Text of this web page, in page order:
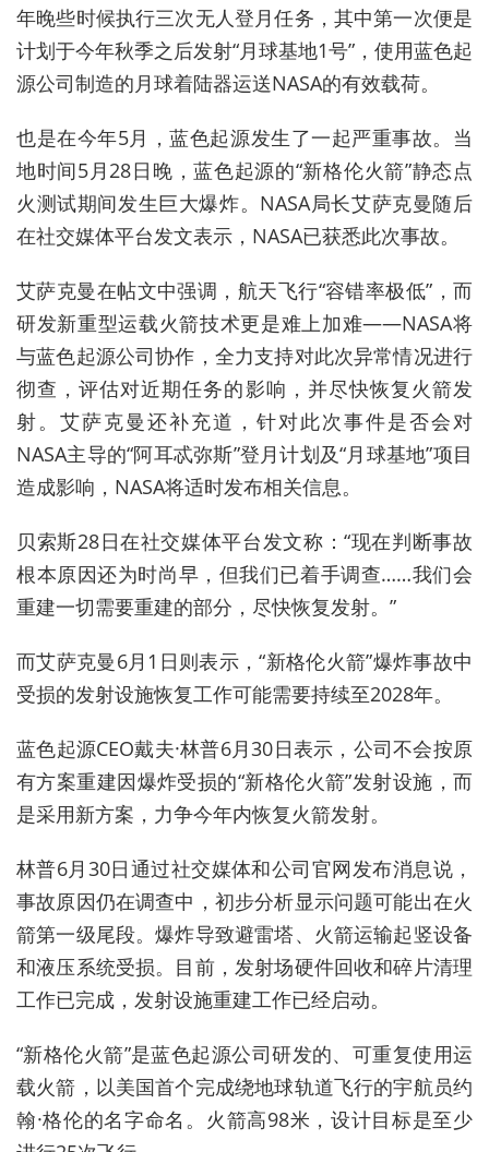
年晚些时候执行三次无人登月任务，其中第一次便是
计划于今年秋季之后发射“月球基地1号”，使用蓝色起
源公司制造的月球着陆器运送NASA的有效载荷。
也是在今年5月，蓝色起源发生了一起严重事故。当
地时间5月28日晚，蓝色起源的“新格伦火箭”静态点
火测试期间发生巨大爆炸。NASA局长艾萨克曼随后
在社交媒体平台发文表示，NASA已获悉此次事故。
艾萨克曼在帖文中强调，航天飞行“容错率极低”，而
研发新重型运载火箭技术更是难上加难——NASA将
与蓝色起源公司协作，全力支持对此次异常情况进行
彻查，评估对近期任务的影响，并尽快恢复火箭发
射。艾萨克曼还补充道，针对此次事件是否会对
NASA主导的“阿耳忒弥斯”登月计划及“月球基地”项目
造成影响，NASA将适时发布相关信息。
贝索斯28日在社交媒体平台发文称：“现在判断事故
根本原因还为时尚早，但我们已着手调查……我们会
重建一切需要重建的部分，尽快恢复发射。”
而艾萨克曼6月1日则表示，“新格伦火箭”爆炸事故中
受损的发射设施恢复工作可能需要持续至2028年。
蓝色起源CEO戴夫·林普6月30日表示，公司不会按原
有方案重建因爆炸受损的“新格伦火箭”发射设施，而
是采用新方案，力争今年内恢复火箭发射。
林普6月30日通过社交媒体和公司官网发布消息说，
事故原因仍在调查中，初步分析显示问题可能出在火
箭第一级尾段。爆炸导致避雷塔、火箭运输起竖设备
和液压系统受损。目前，发射场硬件回收和碎片清理
工作已完成，发射设施重建工作已经启动。
“新格伦火箭”是蓝色起源公司研发的、可重复使用运
载火箭，以美国首个完成绕地球轨道飞行的宇航员约
翰·格伦的名字命名。火箭高98米，设计目标是至少